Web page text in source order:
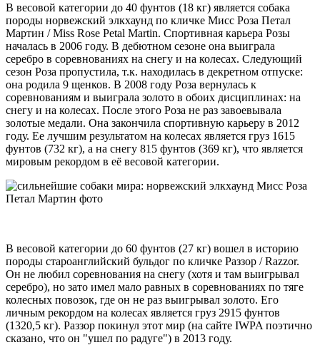
В весовой категории до 40 фунтов (18 кг) является собака
породы норвежский элкхаунд по кличке Мисс Роза Петал
Мартин / Miss Rose Petal Martin. Спортивная карьера Розы
началась в 2006 году. В дебютном сезоне она выиграла
серебро в соревнованиях на снегу и на колесах. Следующий
сезон Роза пропустила, т.к. находилась в декретном отпуске:
она родила 9 щенков. В 2008 году Роза вернулась к
соревнованиям и выиграла золото в обоих дисциплинах: на
снегу и на колесах. После этого Роза не раз завоевывала
золотые медали. Она закончила спортивную карьеру в 2012
году. Ее лучшим результатом на колесах является груз 1615
фунтов (732 кг), а на снегу 815 фунтов (369 кг), что является
мировым рекордом в её весовой категории.
В весовой категории до 60 фунтов (27 кг) вошел в историю
породы староанглийский бульдог по кличке Раззор / Razzor.
Он не любил соревнования на снегу (хотя и там выигрывал
серебро), но зато имел мало равных в соревнованиях по тяге
колесных повозок, где он не раз выигрывал золото. Его
личным рекордом на колесах является груз 2915 фунтов
(1320,5 кг). Раззор покинул этот мир (на сайте IWPA поэтично
сказано, что он "ушел по радуге") в 2013 году.